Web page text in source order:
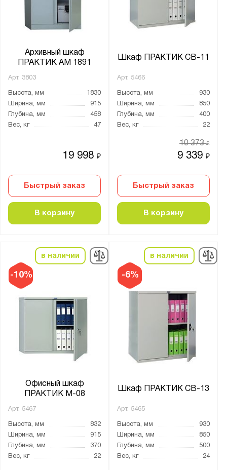
Архивный шкаф
ПРАКТИК AM 1891
Арт. 3803
Высота, мм
1830
Ширина, мм
915
Глубина, мм
458
Вес, кг
47
19 998₽
Быстрый заказ
В корзину
Шкаф ПРАКТИК СВ-11
Арт. 5466
Высота, мм
930
Ширина, мм
850
Глубина, мм
400
Вес, кг
22
9 339₽
10 373₽
Быстрый заказ
В корзину
-10%
в наличии
Офисный шкаф
ПРАКТИК M-08
Арт. 5467
Высота, мм
832
Ширина, мм
915
Глубина, мм
370
Вес, кг
22
-6%
в наличии
Шкаф ПРАКТИК СВ-13
Арт. 5465
Высота, мм
930
Ширина, мм
850
Глубина, мм
500
Вес, кг
24
Страна производства:
Китай
Производитель:
Диком
ПАКС-Металл
Nobilis
Valberg
Практик
AL
АМ
АМТ
КД
Рационал
ШАМ